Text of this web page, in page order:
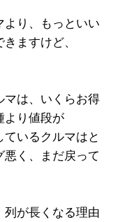
より、もっといい
ますけど、
マは、いくらお得
より値段が
いるクルマはと
く、まだ戻って
列が長くなる理由